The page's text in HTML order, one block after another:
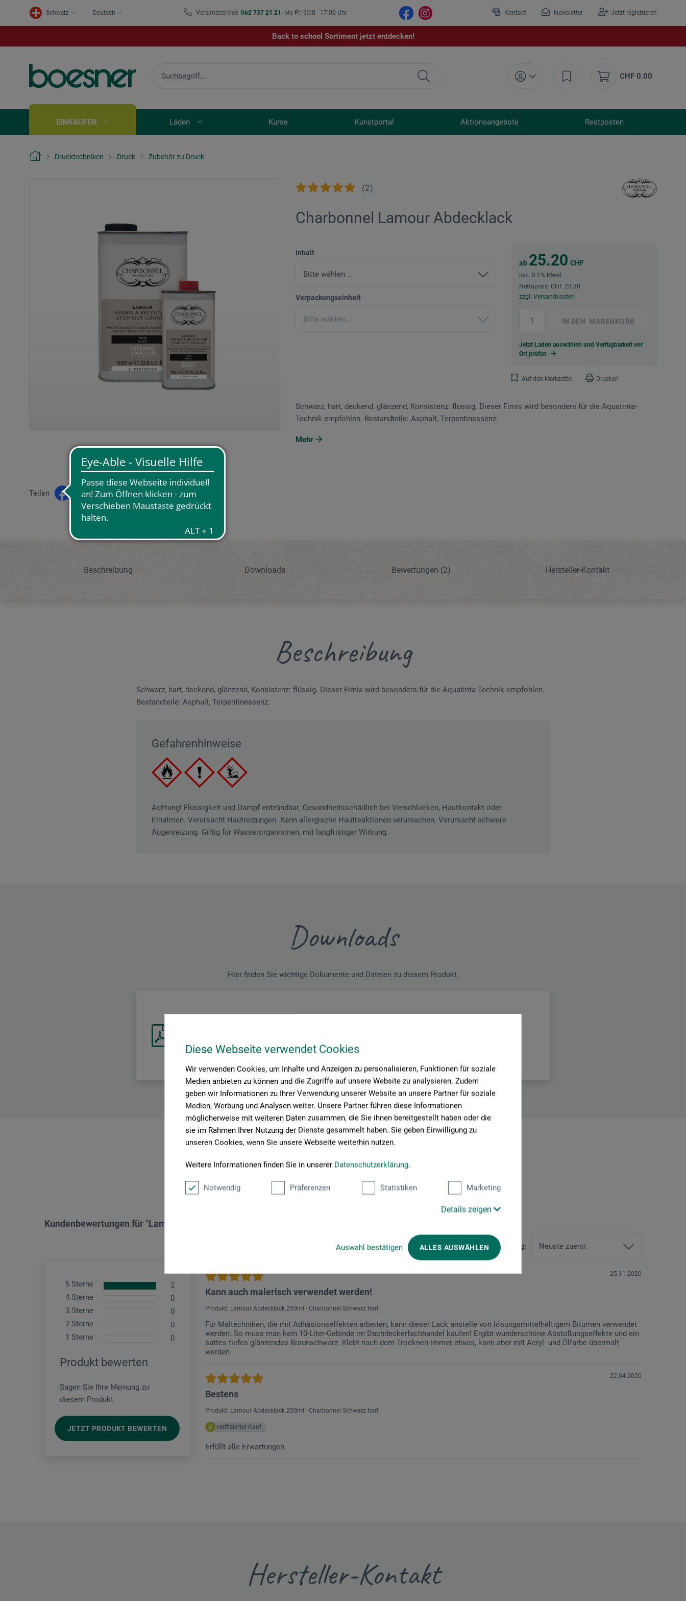
Diese Webseite verwendet Cookies
Wir verwenden Cookies, um Inhalte und Anzeigen zu personalisieren, Funktionen für soziale
Medien anbieten zu können und die Zugriffe auf unsere Website zu analysieren. Zudem
geben wir Informationen zu Ihrer Verwendung unserer Website an unsere Partner für soziale
Medien, Werbung und Analysen weiter. Unsere Partner führen diese Informationen
möglicherweise mit weiteren Daten zusammen, die Sie ihnen bereitgestellt haben oder die
sie im Rahmen Ihrer Nutzung der Dienste gesammelt haben. Sie geben Einwilligung zu
unseren Cookies, wenn Sie unsere Webseite weiterhin nutzen.
Weitere Informationen finden Sie in unserer Datenschutzerklärung.
Notwendig Präferenzen Statistiken Marketing
Details zeigen
Auswahl bestätigen ALLES AUSWÄHLEN
Schweiz Deutsch Versandservice 062 737 21 21 Mo-Fr: 9:00 - 17:00 Uhr Kontakt Newsletter Jetzt registrieren
Back to school Sortiment jetzt entdecken!
CHF 0.00
EINKAUFEN Läden Kurse Kunstportal Aktionsangebote Restposten
Drucktechniken Druck Zubehör zu Druck
(2)
Charbonnel Lamour Abdecklack
Inhalt
Verpackungseinheit
ab 25.20 CHF
inkl. 8.1% Mwst
Nettopreis: CHF 23.30
zzgl. Versandkosten
IN DEN WARENKORB
Jetzt Laden auswählen und Verfügbarkeit vor
Ort prüfen
Auf den Merkzettel Drucken
Teilen
Schwarz, hart, deckend, glänzend, Konsistenz: flüssig. Dieser Firnis wird besonders für die Aquatinta-
Technik empfohlen. Bestandteile: Asphalt, Terpentin­essenz.
Mehr
Beschreibung Downloads Bewertungen (2) Hersteller-Kontakt
Beschreibung
Schwarz, hart, deckend, glänzend, Konsistenz: flüssig. Dieser Firnis wird besonders für die Aquatinta-Technik empfohlen.
Bestandteile: Asphalt, Terpentin­essenz.
Gefahrenhinweise
Achtung! Flüssigkeit und Dampf entzündbar. Gesundheitsschädlich bei Verschlucken, Hautkontakt oder
Einatmen. Verursacht Hautreizungen. Kann allergische Hautreaktionen verursachen. Verursacht schwere
Augenreizung. Giftig für Wasserorganismen, mit langfristiger Wirkung.
Downloads
Hier finden Sie wichtige Dokumente und Dateien zu diesem Produkt.
Produktbewertungen (2)
Kundenbewertungen für "Lamour Abdecklack"
Sortierung:
5 Sterne
2
4 Sterne
0
3 Sterne
0
2 Sterne
0
1 Sterne
0
Produkt bewerten
Sagen Sie Ihre Meinung zu
diesem Produkt
JETZT PRODUKT BEWERTEN
25.11.2020
Kann auch malerisch verwendet werden!
Produkt: Lamour Abdecklack 250ml - Charbonnel Schwarz hart
Für Maltechniken, die mit Adhäsionseffekten arbeiten, kann dieser Lack anstelle von lösungsmittelhaltigem Bitumen verwendet
werden. So muss man kein 10-Liter-Gebinde im Dachdeckerfachhandel kaufen! Ergibt wunderschöne Abstoßungseffekte und ein
sattes tiefes glänzendes Braunschwarz. Klebt nach dem Trocknen immer etwas, kann aber mit Acryl- und Ölfarbe übermalt
werden.
22.04.2020
Bestens
Produkt: Lamour Abdecklack 250ml - Charbonnel Schwarz hart
verifizierter Kauf
Erfüllt alle Erwartungen
Hersteller-Kontakt